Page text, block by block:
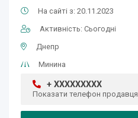
На сайті з: 20.11.2023
Активність: Сьогодні
Днепр
Минина
+ XXXXXXXXX
Показати телефон продавця